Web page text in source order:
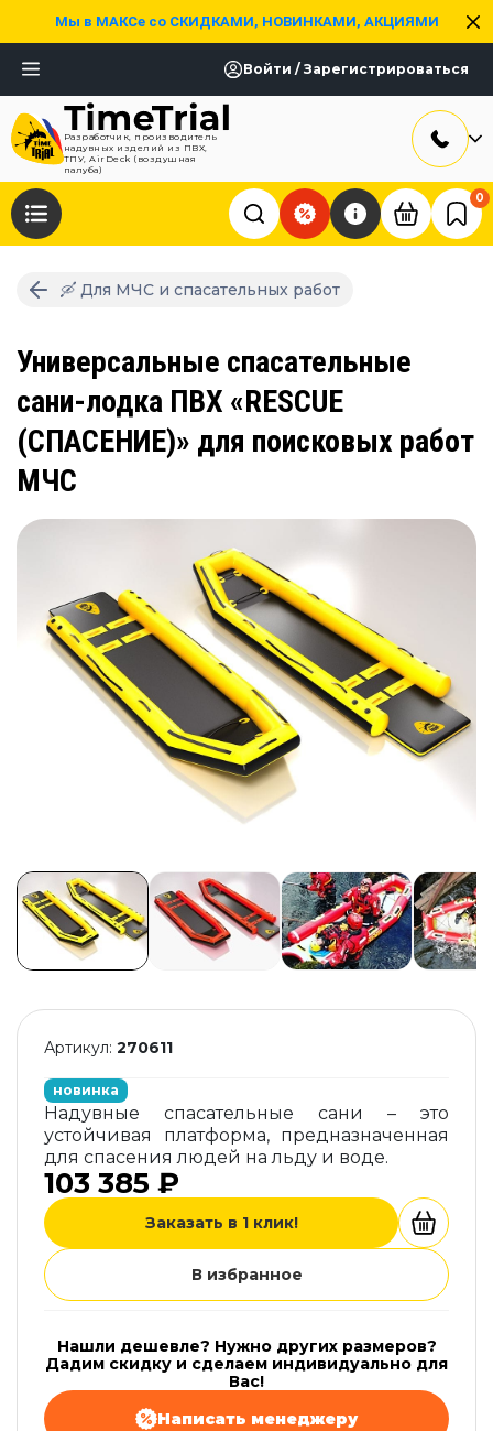
Мы в МАКСе со СКИДКАМИ, НОВИНКАМИ, АКЦИЯМИ
Войти / Зарегистрироваться
Разработчик, производитель
надувных изделий из ПВХ,
ТПУ, AirDeck (воздушная
палуба)
0
🛶 Для МЧС и спасательных работ
Универсальные спасательные
сани-лодка ПВХ «RESCUE
(СПАСЕНИЕ)» для поисковых работ
МЧС
Артикул: 270611
новинка
Надувные спасательные сани – это
устойчивая платформа, предназначенная
для спасения людей на льду и воде.
103 385 ₽
Заказать в 1 клик!
В избранное
Нашли дешевле? Нужно других размеров?
Дадим скидку и сделаем индивидуально для
Вас!
Написать менеджеру